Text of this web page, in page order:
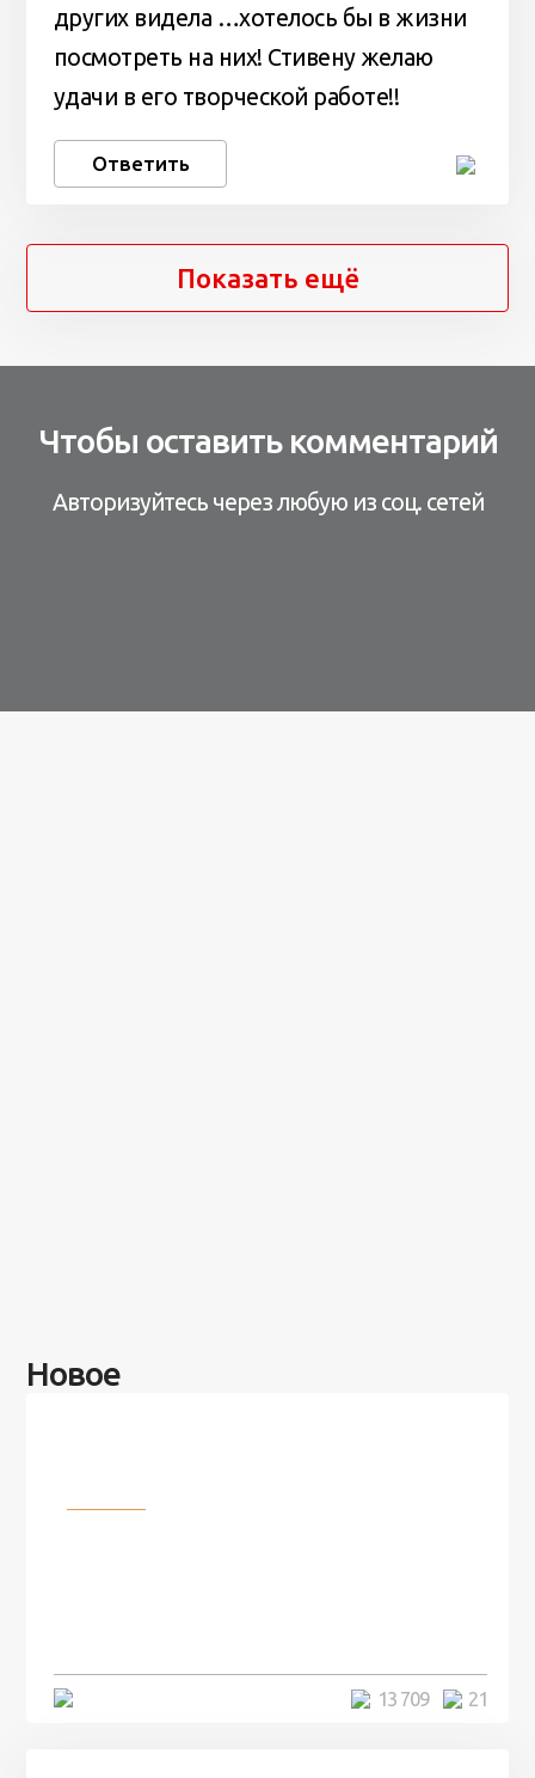
других видела …хотелось бы в жизни
посмотреть на них! Стивену желаю
удачи в его творческой работе!!
Ответить
Показать ещё
Чтобы оставить комментарий
Авторизуйтесь через любую из соц. сетей
Новое
21
13 709